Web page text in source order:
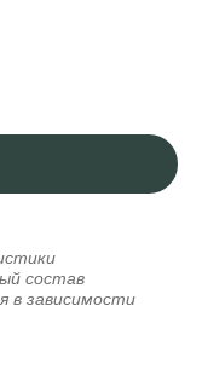
состав
в зависимости